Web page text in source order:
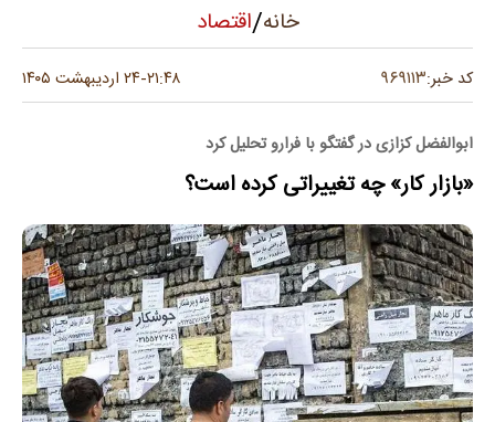
خانه/اقتصاد
کد خبر:۹۶۹۱۱۳ ۲۱:۴۸-۲۴ اردیبهشت ۱۴۰۵
ابوالفضل کزازی در گفتگو با فرارو تحلیل کرد
«بازار کار» چه تغییراتی کرده است؟